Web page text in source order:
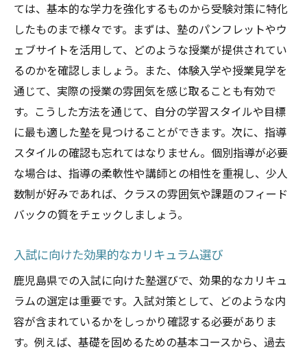
ては、基本的な学力を強化するものから受験対策に特化
したものまで様々です。まずは、塾のパンフレットやウ
ェブサイトを活用して、どのような授業が提供されてい
るのかを確認しましょう。また、体験入学や授業見学を
通じて、実際の授業の雰囲気を感じ取ることも有効で
す。こうした方法を通じて、自分の学習スタイルや目標
に最も適した塾を見つけることができます。次に、指導
スタイルの確認も忘れてはなりません。個別指導が必要
な場合は、指導の柔軟性や講師との相性を重視し、少人
数制が好みであれば、クラスの雰囲気や課題のフィード
バックの質をチェックしましょう。
入試に向けた効果的なカリキュラム選び
鹿児島県での入試に向けた塾選びで、効果的なカリキュ
ラムの選定は重要です。入試対策として、どのような内
容が含まれているかをしっかり確認する必要がありま
す。例えば、基礎を固めるための基本コースから、過去